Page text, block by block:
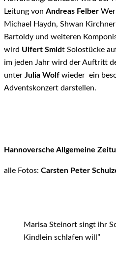
Leitung von Andreas Felber
Michael Haydn, Shwan
Bartoldy und weiteren
wird Ulfert Smidt Solostücke
im jeden Jahr wird der Auftritt
unter Julia Wolf wieder ein
Adventskonzert darstellen.
Hannoversche Allgemeine
alle Fotos: Carsten Peter
Marisa Steinort singt ihr
Kindlein schlafen will”